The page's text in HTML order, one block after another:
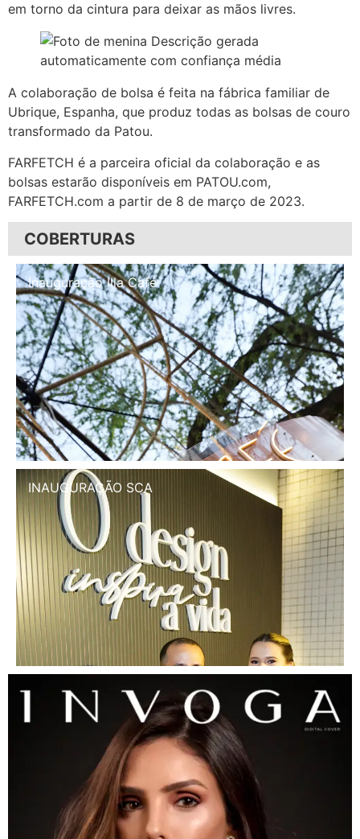
em torno da cintura para deixar as mãos livres.
A colaboração de bolsa é feita na fábrica familiar de
Ubrique, Espanha, que produz todas as bolsas de couro
transformado da Patou.
FARFETCH é a parceira oficial da colaboração e as
bolsas estarão disponíveis em PATOU.com,
FARFETCH.com a partir de 8 de março de 2023.
COBERTURAS
Inauguração Illa Café
INAUGURAÇÃO SCA